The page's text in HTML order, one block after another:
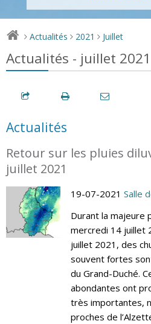
> Actualités > 2021 > Juillet
Actualités - juillet 2021
Actualités
Retour sur les pluies
juillet 2021
19-07-2021 Salle
Durant la majeure
mercredi 14 juillet
juillet 2021, des
souvent fortes
du Grand-Duché.
abondantes ont
très importantes,
proches de